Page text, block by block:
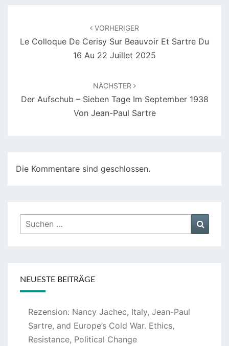
VORHERIGER
Le Colloque De Cerisy Sur Beauvoir Et Sartre Du
16 Au 22 Juillet 2025
NÄCHSTER
Der Aufschub – Sieben Tage Im September 1938
Von Jean-Paul Sartre
Die Kommentare sind geschlossen.
Suchen
nach:
NEUESTE BEITRÄGE
Rezension: Nancy Jachec, Italy, Jean-Paul
Sartre, and Europe’s Cold War. Ethics,
Resistance, Political Change